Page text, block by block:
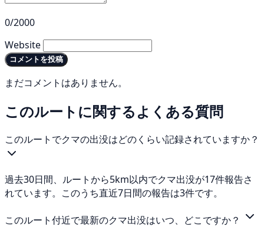
0/2000
Website
コメントを投稿
まだコメントはありません。
このルートに関するよくある質問
このルートでクマの出没はどのくらい記録されていますか？
過去30日間、ルートから5km以内でクマ出没が17件報告さ
れています。このうち直近7日間の報告は3件です。
このルート付近で最新のクマ出没はいつ、どこですか？